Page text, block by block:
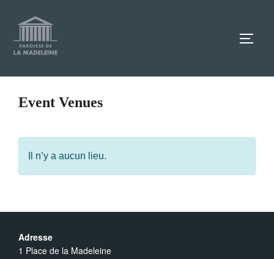
contenu
Event Venues
Il n’y a aucun lieu.
Adresse
1 Place de la Madeleine